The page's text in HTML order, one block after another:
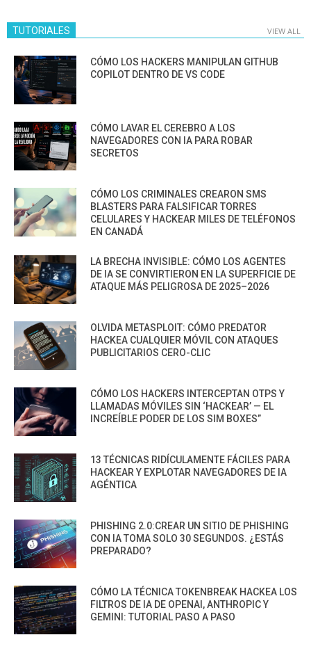
TUTORIALES VIEW ALL
CÓMO LOS HACKERS MANIPULAN GITHUB
COPILOT DENTRO DE VS CODE
CÓMO LAVAR EL CEREBRO A LOS
NAVEGADORES CON IA PARA ROBAR
SECRETOS
CÓMO LOS CRIMINALES CREARON SMS
BLASTERS PARA FALSIFICAR TORRES
CELULARES Y HACKEAR MILES DE TELÉFONOS
EN CANADÁ
LA BRECHA INVISIBLE: CÓMO LOS AGENTES
DE IA SE CONVIRTIERON EN LA SUPERFICIE DE
ATAQUE MÁS PELIGROSA DE 2025–2026
OLVIDA METASPLOIT: CÓMO PREDATOR
HACKEA CUALQUIER MÓVIL CON ATAQUES
PUBLICITARIOS CERO-CLIC
CÓMO LOS HACKERS INTERCEPTAN OTPS Y
LLAMADAS MÓVILES SIN ‘HACKEAR’ — EL
INCREÍBLE PODER DE LOS SIM BOXES”
13 TÉCNICAS RIDÍCULAMENTE FÁCILES PARA
HACKEAR Y EXPLOTAR NAVEGADORES DE IA
AGÉNTICA
PHISHING 2.0:CREAR UN SITIO DE PHISHING
CON IA TOMA SOLO 30 SEGUNDOS. ¿ESTÁS
PREPARADO?
CÓMO LA TÉCNICA TOKENBREAK HACKEA LOS
FILTROS DE IA DE OPENAI, ANTHROPIC Y
GEMINI: TUTORIAL PASO A PASO